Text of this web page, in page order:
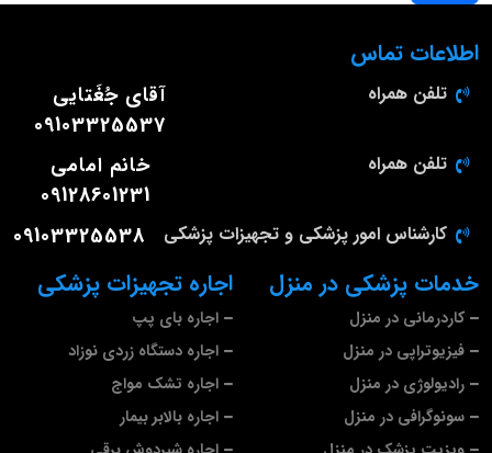
اجاره تجهیزات پزشکی
اجاره بای پپ
اجاره دستگاه زردی نوزاد
اجاره تشک مواج
اجاره بالابر بیمار
خدمات پزشکی در منزل
کاردرمانی در منزل
فیزیوتراپی در منزل
رادیولوژی در منزل
سونوگرافی در منزل
اطلاعات تماس
تلفن همراه
آقای جُغَتایی
09103325537
تلفن همراه
خانم امامی
09128601231
کارشناس امور پزشکی و تجهیزات پزشکی 09103325538